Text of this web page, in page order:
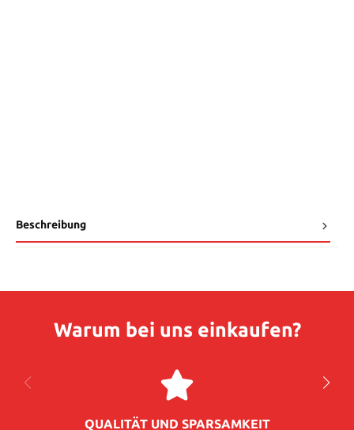
Beschreibung
Warum bei uns einkaufen?
QUALITÄT UND SPARSAMKEIT